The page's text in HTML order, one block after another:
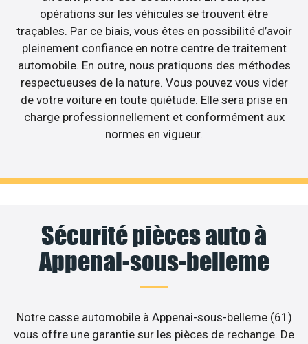
opérations sur les véhicules se trouvent être
traçables. Par ce biais, vous êtes en possibilité d’avoir
pleinement confiance en notre centre de traitement
automobile. En outre, nous pratiquons des méthodes
respectueuses de la nature. Vous pouvez vous vider
de votre voiture en toute quiétude. Elle sera prise en
charge professionnellement et conformément aux
normes en vigueur.
Sécurité pièces auto à
Appenai-sous-belleme
Notre casse automobile à Appenai-sous-belleme (61)
vous offre une garantie sur les pièces de rechange. De